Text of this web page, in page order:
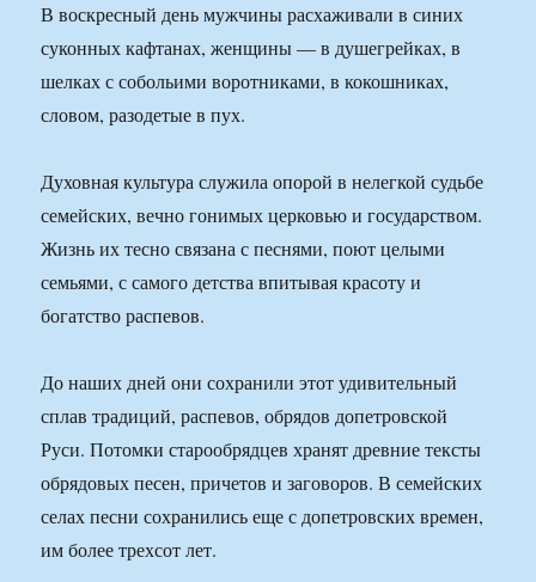
В воскресный день мужчины расхаживали в синих
суконных кафтанах, женщины — в душегрейках, в
шелках с собольими воротниками, в кокошниках,
словом, разодетые в пух.
Духовная культура служила опорой в нелегкой судьбе
семейских, вечно гонимых церковью и государством.
Жизнь их тесно связана с песнями, поют целыми
семьями, с самого детства впитывая красоту и
богатство распевов.
До наших дней они сохранили этот удивительный
сплав традиций, распевов, обрядов допетровской
Руси. Потомки старообрядцев хранят древние тексты
обрядовых песен, причетов и заговоров. В семейских
селах песни сохранились еще с допетровских времен,
им более трехсот лет.